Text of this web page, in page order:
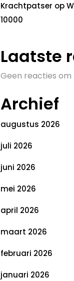
Krachtpatser op
10000
Laatste
Geen reacties om
Archief
augustus 2026
juli 2026
juni 2026
mei 2026
april 2026
maart 2026
februari 2026
januari 2026